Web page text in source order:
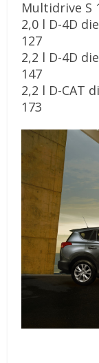
Multidrive S
2,0 l D-4D
127
2,2 l D-4D
147
2,2 l D-CAT
173